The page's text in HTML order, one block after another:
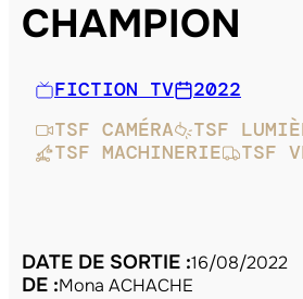
CHAMPION
FICTION TV
2022
TSF CAMÉRA
TSF
TSF MACHINERIE
TSF
DATE DE SORTIE :16/08/2022
DE :Mona ACHACHE